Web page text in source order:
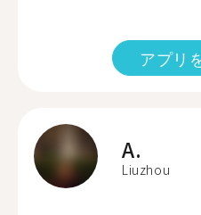
アプリ
A.
Liuzhou